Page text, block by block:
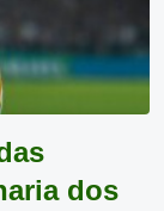
dos